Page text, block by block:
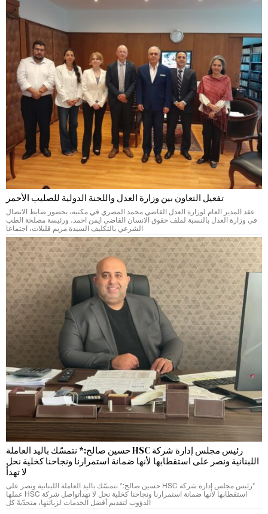
تفعيل التعاون بين وزارة العدل واللجنة الدولية للصليب الأحمر
عقد المدير العام لوزارة العدل القاضي محمد المصري في مكتبه، بحضور ضابط الاتصال
في وزارة العدل بالنسبة لملف حقوق الانسان القاضي ايمن احمد، ورئيسة مصلحة الطب
الشرعي بالتكليف السيدة مريم قليلات، اجتماعا
رئيس مجلس إدارة شركة HSC حسين صالح:* نتمسّك باليد العاملة
اللبنانية ونصر على استقطابها لأنها ضمانة استمرارنا ونجاحنا كخلية نحل
لا تهدأ
*رئيس مجلس إدارة شركة HSC حسين صالح:* نتمسّك باليد العاملة اللبنانية ونصر على
استقطابها لأنها ضمانة استمرارنا ونجاحنا كخلية نحل لا تهدأتواصل شركة HSC عملها
الدؤوب لتقديم أفضل الخدمات لزبائنها، متحدّيةً كل